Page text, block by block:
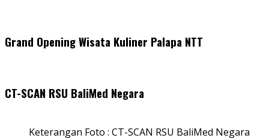
Grand Opening Wisata Kuliner Palapa NTT
CT-SCAN RSU BaliMed Negara
Keterangan Foto : CT-SCAN RSU BaliMed Negara